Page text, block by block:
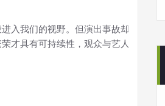
入我们的视野。但演出事故却频频发
才具有可持续性，观众与艺人之间那